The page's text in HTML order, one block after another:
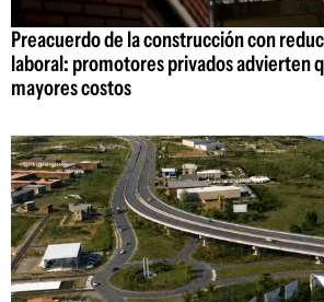
Preacuerdo de la construcción con
laboral: promotores privados advierten
mayores costos